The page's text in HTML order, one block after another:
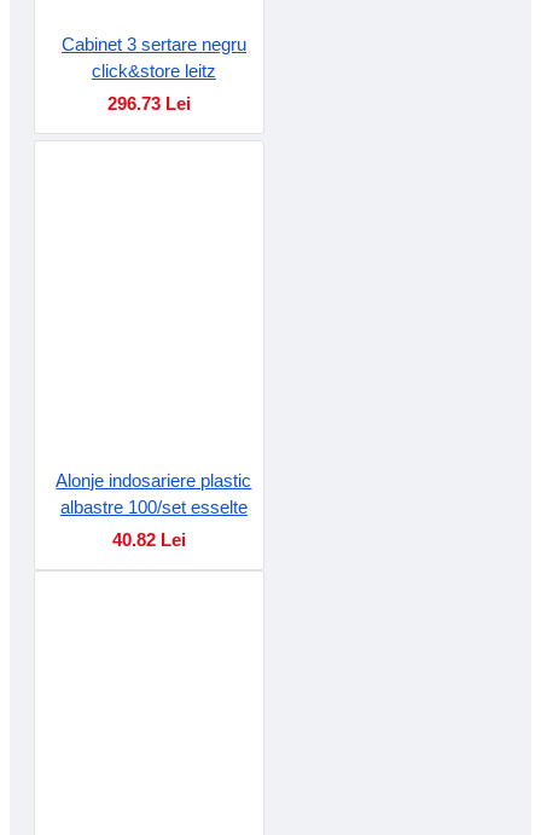
Cabinet 3 sertare negru
click&store leitz
296.73 Lei
Alonje indosariere plastic
albastre 100/set esselte
40.82 Lei